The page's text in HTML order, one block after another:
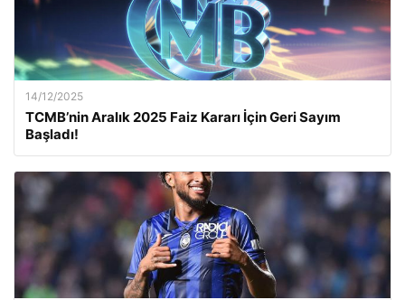
14/12/2025
TCMB’nin Aralık 2025 Faiz Kararı İçin Geri Sayım
Başladı!